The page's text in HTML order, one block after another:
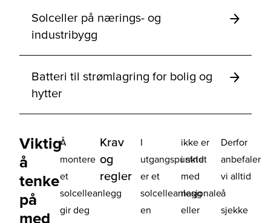
Solceller på nærings- og
industribygg
Batteri til strømlagring for bolig og
hytter
Viktig
å
tenke
på
med
Å
montere
et
solcelleanlegg
gir deg
Krav
og
regler
I
utgangspunktet
er et
solcelleanlegg
en
ikke er
i strid
med
nasjonale
eller
Derfor
anbefaler
vi alltid
å
sjekke